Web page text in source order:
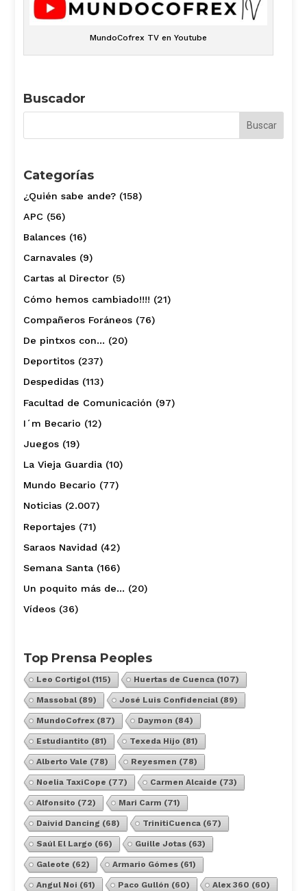
MundoCofrex TV en Youtube
Buscador
Categorías
¿Quién sabe ande?(158)
APC(56)
Balances(16)
Carnavales(9)
Cartas al Director(5)
Cómo hemos cambiado!!!! (21)
Compañeros Foráneos(76)
De pintxos con… (20)
Deportitos(237)
Despedidas(113)
Facultad de Comunicación (97)
I´m Becario (12)
Juegos(19)
La Vieja Guardia(10)
Mundo Becario (77)
Noticias(2.007)
Reportajes(71)
Saraos Navidad (42)
Semana Santa(166)
Un poquito más de… (20)
Vídeos(36)
Top Prensa Peoples
Leo Cortigol(115) Huertas de Cuenca(107)
Massobal(89) José Luis Confidencial(89)
MundoCofrex(87) Daymon (84)
Estudiantito (81) Texeda Hijo (81)
Alberto Vale (78) Reyesmen (78)
Noelia TaxiCope (77) Carmen Alcaide (73)
Alfonsito (72) Mari Carm (71)
Daivid Dancing (68) TrinitiCuenca(67)
Saúl El Largo (66) Guille Jotas(63)
Galeote (62) Armario Gómes(61)
Angul Noi (61) Paco Gullón (60) Alex 360 (60)